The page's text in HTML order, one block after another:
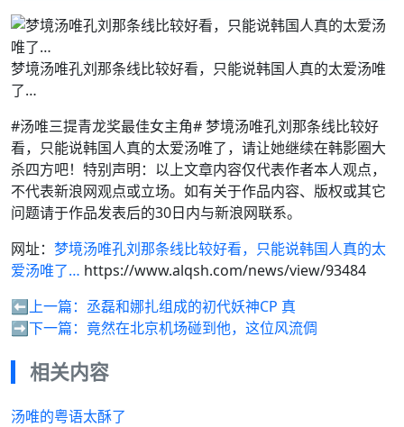
梦境汤唯孔刘那条线比较好看，只能说韩国人真的太爱汤唯
了…
#汤唯三提青龙奖最佳女主角# 梦境汤唯孔刘那条线比较好
看，只能说韩国人真的太爱汤唯了，请让她继续在韩影圈大
杀四方吧！特别声明：以上文章内容仅代表作者本人观点，
不代表新浪网观点或立场。如有关于作品内容、版权或其它
问题请于作品发表后的30日内与新浪网联系。
网址： 梦境汤唯孔刘那条线比较好看，只能说韩国人真的太
爱汤唯了… https://www.alqsh.com/news/view/93484
⬅️上一篇： 丞磊和娜扎组成的初代妖神CP 真
➡️下一篇： 竟然在北京机场碰到他，这位风流倜
相关内容
汤唯的粤语太酥了